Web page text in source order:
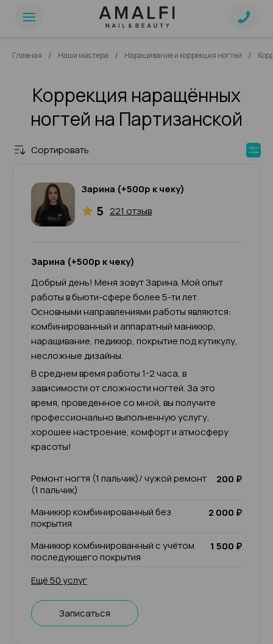
Главная / Наши мастера / Наращивание и коррекция ногтей /
Коррекция наращённых
ногтей на Партизанской
Сортировать
Зарина (+500р к чеку)
5 221 отзыв
Зарина (+500р к чеку)
Добрый день! Меня зовут Зарина. Мой опыт
работы в бьюти-сфере более 5-ти лет.
Основными направлениями работы являются:
комбинированный и аппаратный маникюр,
наращивание, педикюр, покрытие под кутикулу,
несложные дизайны.
В среднем время работы 1-2 часа, в
зависимости от сложности ногтей. За это
время, проведенное со мной, вы получите
профессионально выполненную услугу,
хорошее настроение, комфорт и атмосферу
красоты!
Ремонт ногтя (1 пальчик)/ чужой ремонт
(1 пальчик)
200 ₽
Маникюр комбинированный без
покрытия
2 000 ₽
Маникюр комбинированный с учётом
последующего покрытия
1 500 ₽
Ещё 50 услуг
Записаться